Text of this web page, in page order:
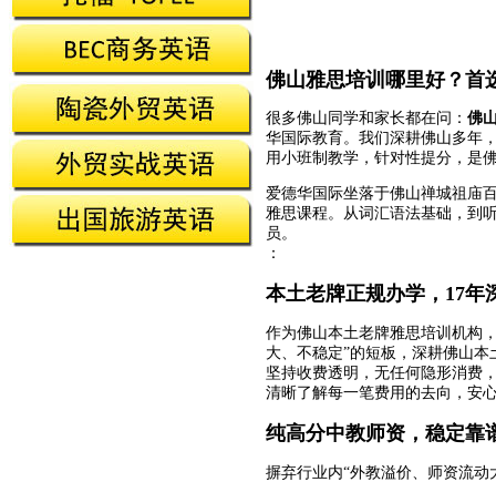
佛山雅思培训哪里好？首
很多佛山同学和家长都在问： 佛
华国际教育。我们深耕佛山多年
用小班制教学，针对性提分，是
爱德华国际坐落于佛山禅城祖庙
雅思课程。从词汇语法基础，到
员。
：
本土老牌正规办学，17年
作为佛山本土老牌雅思培训机构
大、不稳定”的短板，深耕佛山
坚持收费透明，无任何隐形消费
清晰了解每一笔费用的去向，安
纯高分中教师资，稳定靠
摒弃行业内“外教溢价、师资流